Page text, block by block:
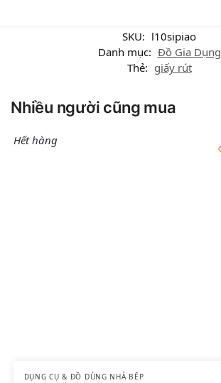
SKU: l10sipiao
Danh mục: Đồ Gia Dụng
Thẻ: giấy rút
Nhiều người cũng mua
Hết hàng
DỤNG CỤ & ĐỒ DÙNG NHÀ BẾP